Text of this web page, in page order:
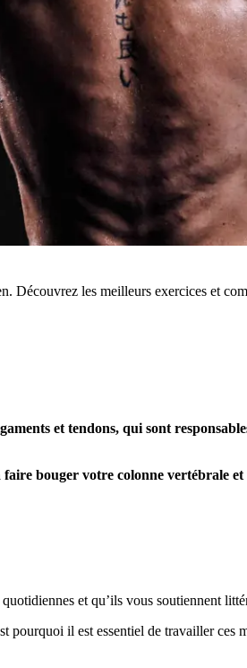
Découvrez les meilleurs exercices et
et tendons, qui sont
bouger votre colonne vertébrale
et qu’ils vous soutiennent
il est essentiel de travailler